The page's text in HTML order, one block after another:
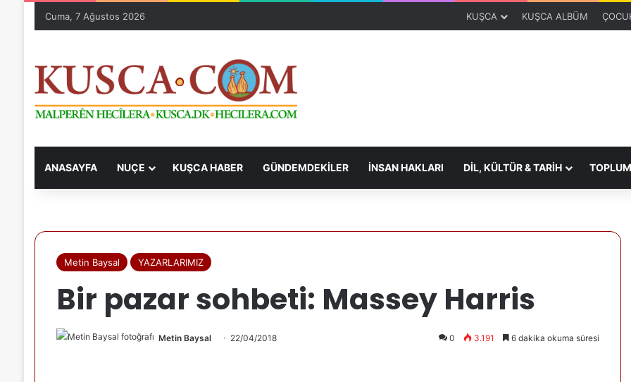
Cuma, 7 Ağustos 2026 KUŞCA KUŞCA ALBÜM
ANASAYFA NUÇE KUŞCA HABER GÜNDEMDEKİLER İNSAN HAKLARI DİL, KÜLTÜR & TARİH
Metin Baysal YAZARLARIMIZ
Bir pazar sohbeti: Massey Harris
Metin Baysal 22/04/2018 0 3.191 6 dakika okuma süresi